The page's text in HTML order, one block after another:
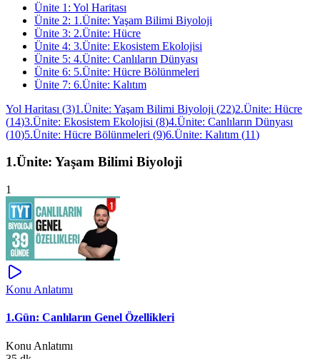
Ünite 1 : Yol Haritası
Ünite 2: 1.Ünite: Yaşam Bilimi Biyoloji
Ünite 3: 2.Ünite: Hücre
Ünite 4: 3.Ünite: Ekosistem Ekolojisi
Ünite 5: 4.Ünite: Canlıların Dünyası
Ünite 6: 5.Ünite: Hücre Bölünmeleri
Ünite 7: 6.Ünite: Kalıtım
Yol Haritası (3)1.Ünite: Yaşam Bilimi Biyoloji (22)2.Ünite: Hücre
(14)3.Ünite: Ekosistem Ekolojisi (8)4.Ünite: Canlıların Dünyası
(10)5.Ünite: Hücre Bölünmeleri (9)6.Ünite: Kalıtım (11)
1.Ünite: Yaşam Bilimi Biyoloji
1
Konu Anlatımı
1.Gün: Canlıların Genel Özellikleri
Konu Anlatımı